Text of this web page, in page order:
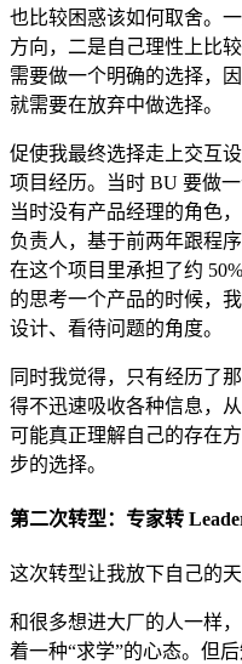
也比较困惑该如何取舍。
方向，二是自己理性上比
需要做一个明确的选择，
就需要在放弃中做选择。
促使我最终选择走上交互
项目经历。当时 BU 要做
当时没有产品经理的角色
负责人，基于前两年跟程
在这个项目里承担了约
的思考一个产品的时候，
设计、看待问题的角度。
同时我觉得，只有经历了
得不迅速吸收各种信息，
可能真正理解自己的存在
步的选择。
第二次转型：专家转
这次转型让我放下自己的
和很多想进大厂的人一样
着一种“求学”的心态。但